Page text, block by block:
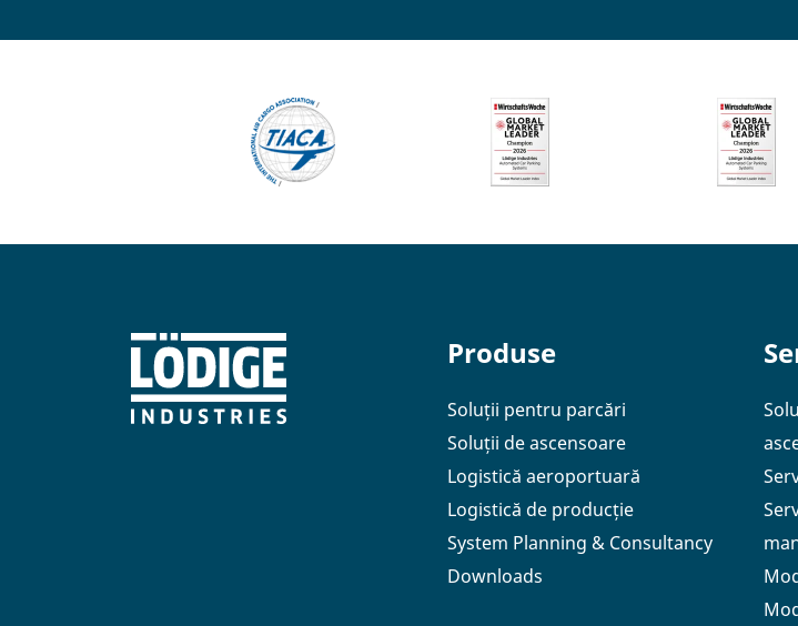
Produse
Soluții pentru parcări
Soluții de ascensoare
Logistică aeroportuară
Logistică de producție
System Planning & Consultancy
Downloads